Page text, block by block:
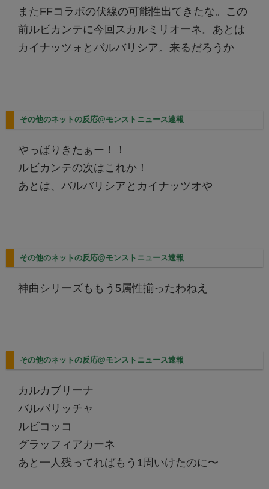
またFFコラボの伏線の可能性出てきたな。この
前ルビカンテに今回スカルミリオーネ。あとは
カイナッツォとバルバリシア。来るだろうか
その他のネットの反応@モンストニュース速報
やっぱりきたぁー！！
ルビカンテの次はこれか！
あとは、バルバリシアとカイナッツオや
その他のネットの反応@モンストニュース速報
神曲シリーズももう5属性揃ったわねえ
その他のネットの反応@モンストニュース速報
カルカブリーナ
バルバリッチャ
ルビコッコ
グラッフィアカーネ
あと一人残ってればもう1周いけたのに〜